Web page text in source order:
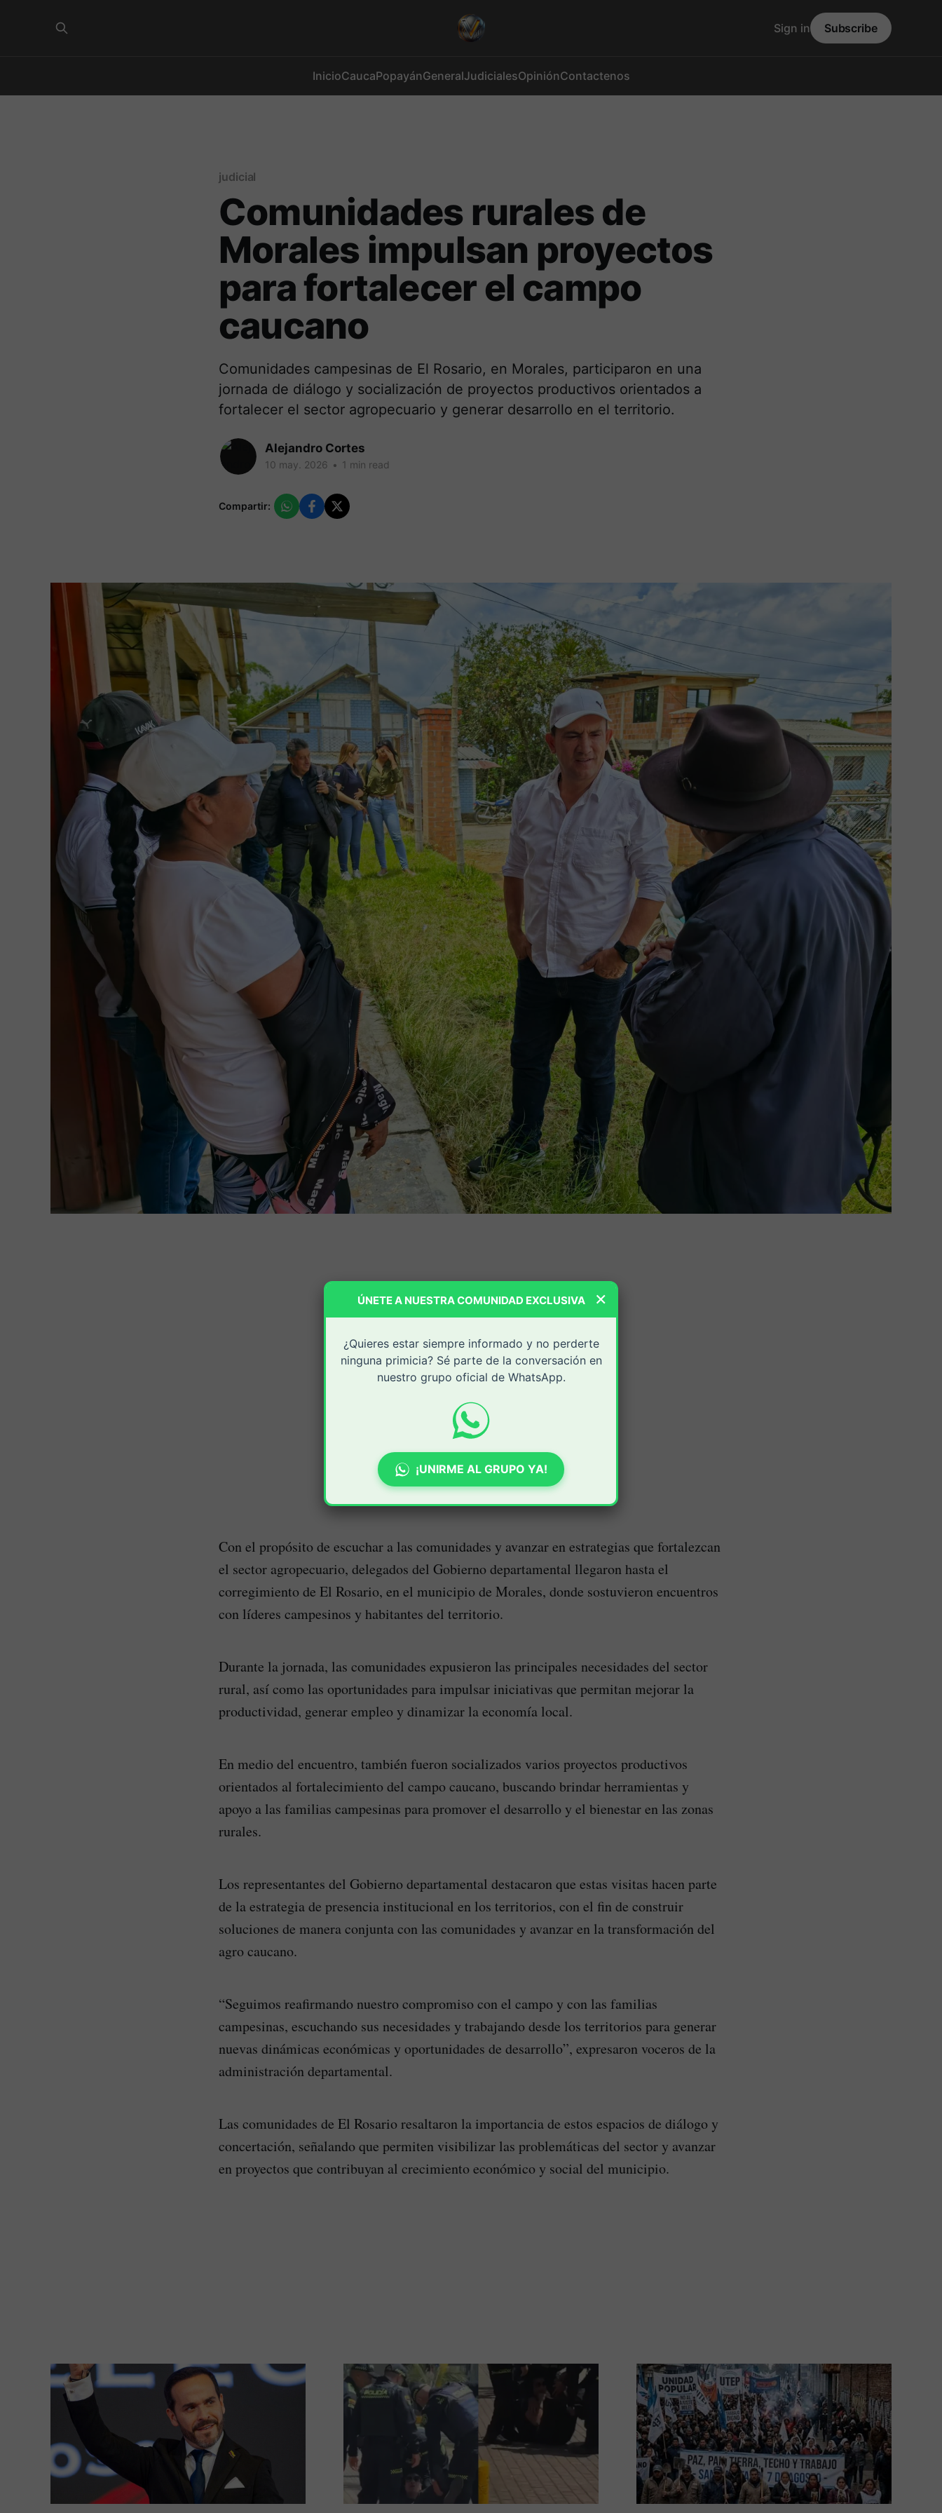
InicioCaucaPopayánGeneralJudicialesOpiniónContactenos
Sign in Subscribe
judicial
Comunidades rurales de
Morales impulsan proyectos
para fortalecer el campo
caucano
Comunidades campesinas de El Rosario, en Morales, participaron en una
jornada de diálogo y socialización de proyectos productivos orientados a
fortalecer el sector agropecuario y generar desarrollo en el territorio.
Alejandro Cortes
10 may. 2026 • 1 min read
Compartir:
Con el propósito de escuchar a las comunidades y avanzar en estrategias que fortalezcan
el sector agropecuario, delegados del Gobierno departamental llegaron hasta el
corregimiento de El Rosario, en el municipio de Morales, donde sostuvieron encuentros
con líderes campesinos y habitantes del territorio.
Durante la jornada, las comunidades expusieron las principales necesidades del sector
rural, así como las oportunidades para impulsar iniciativas que permitan mejorar la
productividad, generar empleo y dinamizar la economía local.
En medio del encuentro, también fueron socializados varios proyectos productivos
orientados al fortalecimiento del campo caucano, buscando brindar herramientas y
apoyo a las familias campesinas para promover el desarrollo y el bienestar en las zonas
rurales.
Los representantes del Gobierno departamental destacaron que estas visitas hacen parte
de la estrategia de presencia institucional en los territorios, con el fin de construir
soluciones de manera conjunta con las comunidades y avanzar en la transformación del
agro caucano.
“Seguimos reafirmando nuestro compromiso con el campo y con las familias
campesinas, escuchando sus necesidades y trabajando desde los territorios para generar
nuevas dinámicas económicas y oportunidades de desarrollo”, expresaron voceros de la
administración departamental.
Las comunidades de El Rosario resaltaron la importancia de estos espacios de diálogo y
concertación, señalando que permiten visibilizar las problemáticas del sector y avanzar
en proyectos que contribuyan al crecimiento económico y social del municipio.
×
ÚNETE A NUESTRA COMUNIDAD EXCLUSIVA
¿Quieres estar siempre informado y no perderte
ninguna primicia? Sé parte de la conversación en
nuestro grupo oficial de WhatsApp.
¡UNIRME AL GRUPO YA!